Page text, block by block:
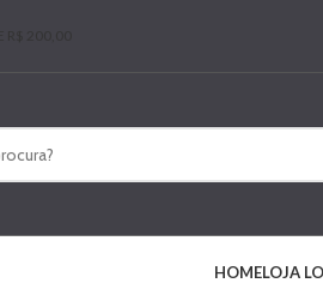
HOMELOJA